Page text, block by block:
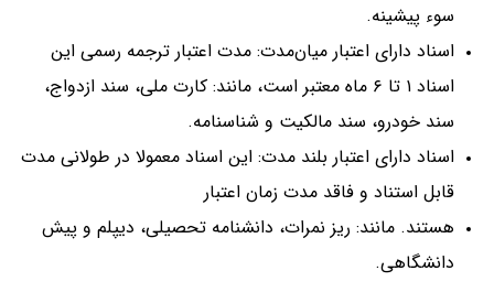
سوء پیشینه.
اسناد دارای اعتبار میان‌مدت: مدت اعتبار ترجمه رسمی این
اسناد ۱ تا ۶ ماه معتبر است، مانند: کارت ملی، سند ازدواج،
سند خودرو، سند مالکیت و شناسنامه.
اسناد دارای اعتبار بلند مدت: این اسناد معمولا در طولانی مدت
قابل استناد و فاقد مدت زمان اعتبار
هستند. مانند: ریز نمرات، دانشنامه تحصیلی، دیپلم و پیش
دانشگاهی.